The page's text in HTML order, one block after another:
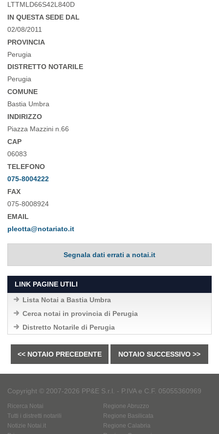
LTTMLD66S42L840D
IN QUESTA SEDE DAL
02/08/2011
PROVINCIA
Perugia
DISTRETTO NOTARILE
Perugia
COMUNE
Bastia Umbra
INDIRIZZO
Piazza Mazzini n.66
CAP
06083
TELEFONO
075-8004222
FAX
075-8008924
EMAIL
pleotta@notariato.it
Segnala dati errati a notai.it
LINK PAGINE UTILI
Lista Notai a Bastia Umbra
Cerca notai in provincia di Perugia
Distretto Notarile di Perugia
<< NOTAIO PRECEDENTE NOTAIO SUCCESSIVO >>
Copyright © 2007-2026 PP&E S.r.l. - P.IVA e C.F. 05055360969
Ricerca Notai
Tutti i distretti notarili
Notizie Notai.it
Regione Abruzzo
Regione Basilicata
Regione Calabria